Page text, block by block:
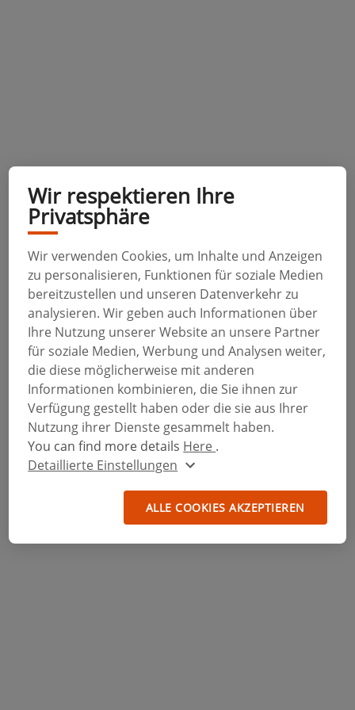
Wir respektieren Ihre
Privatsphäre
Wir verwenden Cookies, um Inhalte und Anzeigen
zu personalisieren, Funktionen für soziale Medien
bereitzustellen und unseren Datenverkehr zu
analysieren. Wir geben auch Informationen über
Ihre Nutzung unserer Website an unsere Partner
für soziale Medien, Werbung und Analysen weiter,
die diese möglicherweise mit anderen
Informationen kombinieren, die Sie ihnen zur
Verfügung gestellt haben oder die sie aus Ihrer
Nutzung ihrer Dienste gesammelt haben.
You can find more details Here .
Detaillierte Einstellungen
ALLE COOKIES AKZEPTIEREN